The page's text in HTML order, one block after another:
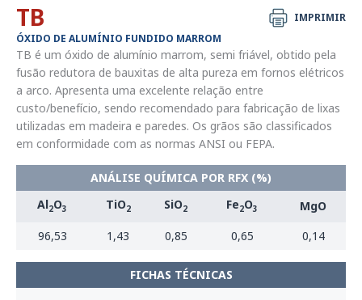
IMPRIMIR
TB
ÓXIDO DE ALUMÍNIO FUNDIDO MARROM
TB é um óxido de alumínio marrom, semi friável, obtido pela
fusão redutora de bauxitas de alta pureza em fornos elétricos
a arco. Apresenta uma excelente relação entre
custo/benefício, sendo recomendado para fabricação de lixas
utilizadas em madeira e paredes. Os grãos são classificados
em conformidade com as normas ANSI ou FEPA.
ANÁLISE QUÍMICA POR RFX (%)
Al2O3 TiO2 SiO2 Fe2O3
MgO
96,53
1,43 0,85 0,65 0,14
FICHAS TÉCNICAS